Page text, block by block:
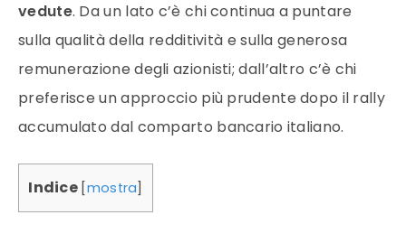
vedute. Da un lato c’è chi continua a puntare
sulla qualità della redditività e sulla generosa
remunerazione degli azionisti; dall’altro c’è chi
preferisce un approccio più prudente dopo il rally
accumulato dal comparto bancario italiano.
Indice [mostra